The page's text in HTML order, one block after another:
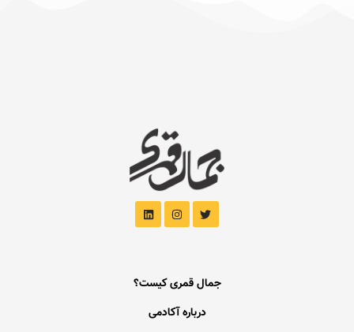
جمال قمری کیست؟
درباره آکادمی